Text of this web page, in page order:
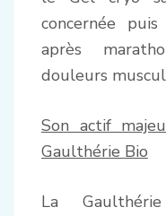
concernée
après
douleurs
Son actif
Gaulthérie Bio
La